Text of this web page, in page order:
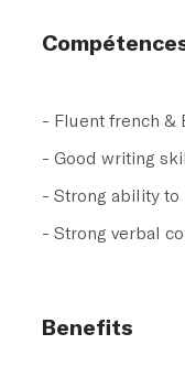
- Fluent french &
- Good writing
- Strong ability
- Strong verbal
Benefits